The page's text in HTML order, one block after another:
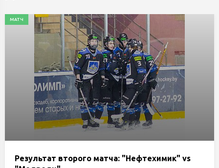
МАТЧ
Результат второго матча: "Нефтехимик" vs